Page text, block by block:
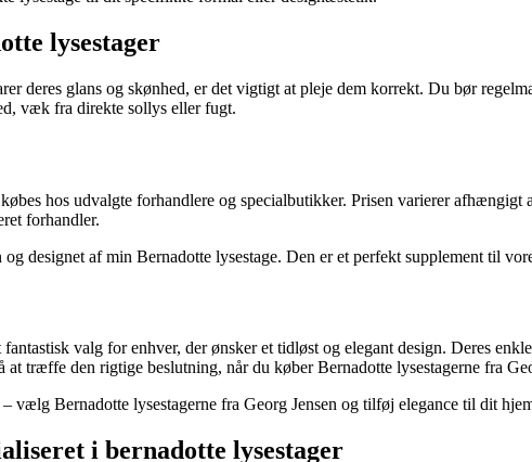
lysestager
deres glans og skønhed, er det vigtigt at pleje dem korrekt. Du bør
væk fra direkte sollys eller fugt.
hos udvalgte forhandlere og specialbutikker. Prisen varierer
forhandler.
designet af min Bernadotte lysestage. Den er et perfekt supplement til
fantastisk valg for enhver, der ønsker et tidløst og elegant design. Deres
træffe den rigtige beslutning, når du køber Bernadotte lysestagerne fra
vælg Bernadotte lysestagerne fra Georg Jensen og tilføj elegance til dit
i bernadotte lysestager